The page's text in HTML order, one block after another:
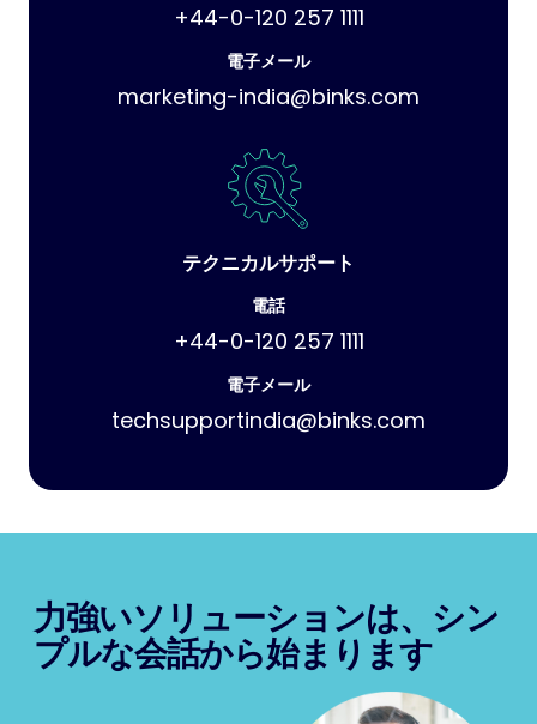
+44-0-120 257 1111
電子メール
marketing-india@binks.com
テクニカルサポート
電話
+44-0-120 257 1111
電子メール
techsupportindia@binks.com
力強いソリューションは、シン
プルな会話から始まります